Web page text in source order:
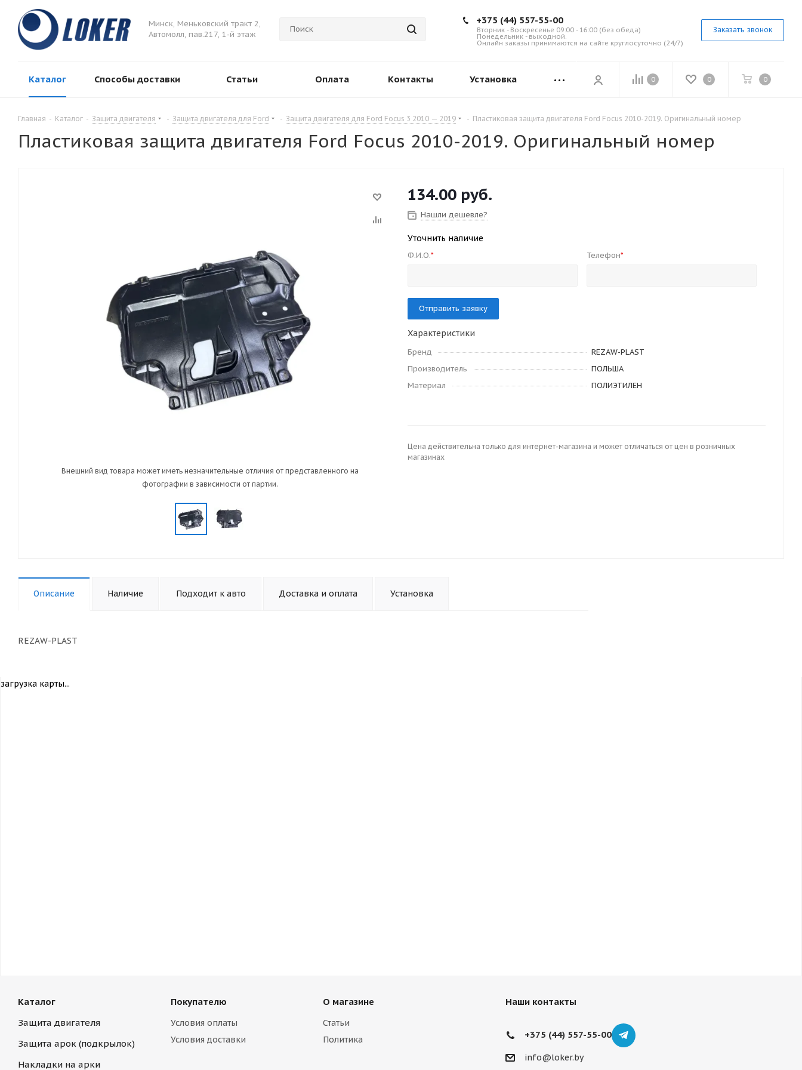
Минск, Меньковский тракт 2,
Автомолл, пав.217, 1-й этаж
+375 (44) 557-55-00
Вторник - Воскресенье 09:00 - 16:00 (без обеда)
Понедельник - выходной.
Онлайн заказы принимаются на сайте круглосуточно (24/7)
Заказать звонок
0 0 0
Каталог Способы доставки Статьи Оплата Контакты Установка
Главная - Каталог - Защита двигателя - Защита двигателя для Ford - Защита двигателя для Ford Focus 3 2010 — 2019 - Пластиковая защита двигателя Ford Focus 2010-2019. Оригинальный номер
Пластиковая защита двигателя Ford Focus 2010-2019. Оригинальный номер
Внешний вид товара может иметь незначительные отличия от представленного на
фотографии в зависимости от партии.
134.00 руб.
Нашли дешевле?
Уточнить наличие
Ф.И.О.* Телефон*
Отправить заявку
Характеристики
Бренд
REZAW-PLAST
Производитель
ПОЛЬША
Материал
ПОЛИЭТИЛЕН
Цена действительна только для интернет-магазина и может отличаться от цен в розничных
магазинах
Описание Наличие Подходит к авто Доставка и оплата Установка
REZAW-PLAST
загрузка карты...
Каталог
Защита двигателя
Защита арок (подкрылок)
Накладки на арки
Покупателю
Условия оплаты
Условия доставки
О магазине
Статьи
Политика
Наши контакты
+375 (44) 557-55-00
info@loker.by